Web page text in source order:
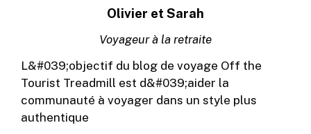
Olivier et Sarah
Voyageur à la retraite
L&#039;objectif du blog de voyage Off the
Tourist Treadmill est d&#039;aider la
communauté à voyager dans un style plus
authentique